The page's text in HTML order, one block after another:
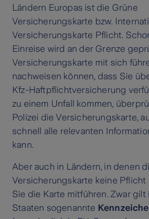
Ländern Europas ist die Grüne
Versicherungskarte bzw.
Versicherungskarte Pflicht.
Einreise wird an der Grenze
Versicherungskarte mit sich
nachweisen können, dass Sie
Kfz-Haftpflichtversicherung
zu einem Unfall kommen,
Polizei die Versicherungskarte,
schnell alle relevanten
kann.
Aber auch in Ländern, in denen
Versicherungskarte keine Pflicht
Sie die Karte mitführen. Zwar gilt
Staaten sogenannte